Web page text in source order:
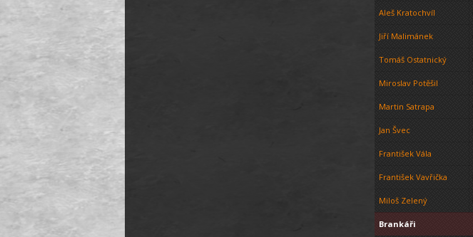
Aleš Kratochvíl
Jiří Malimánek
Tomáš Ostatnický
Miroslav Potěšil
Martin Satrapa
Jan Švec
František Vála
František Vavřička
Miloš Zelený
Brankáři